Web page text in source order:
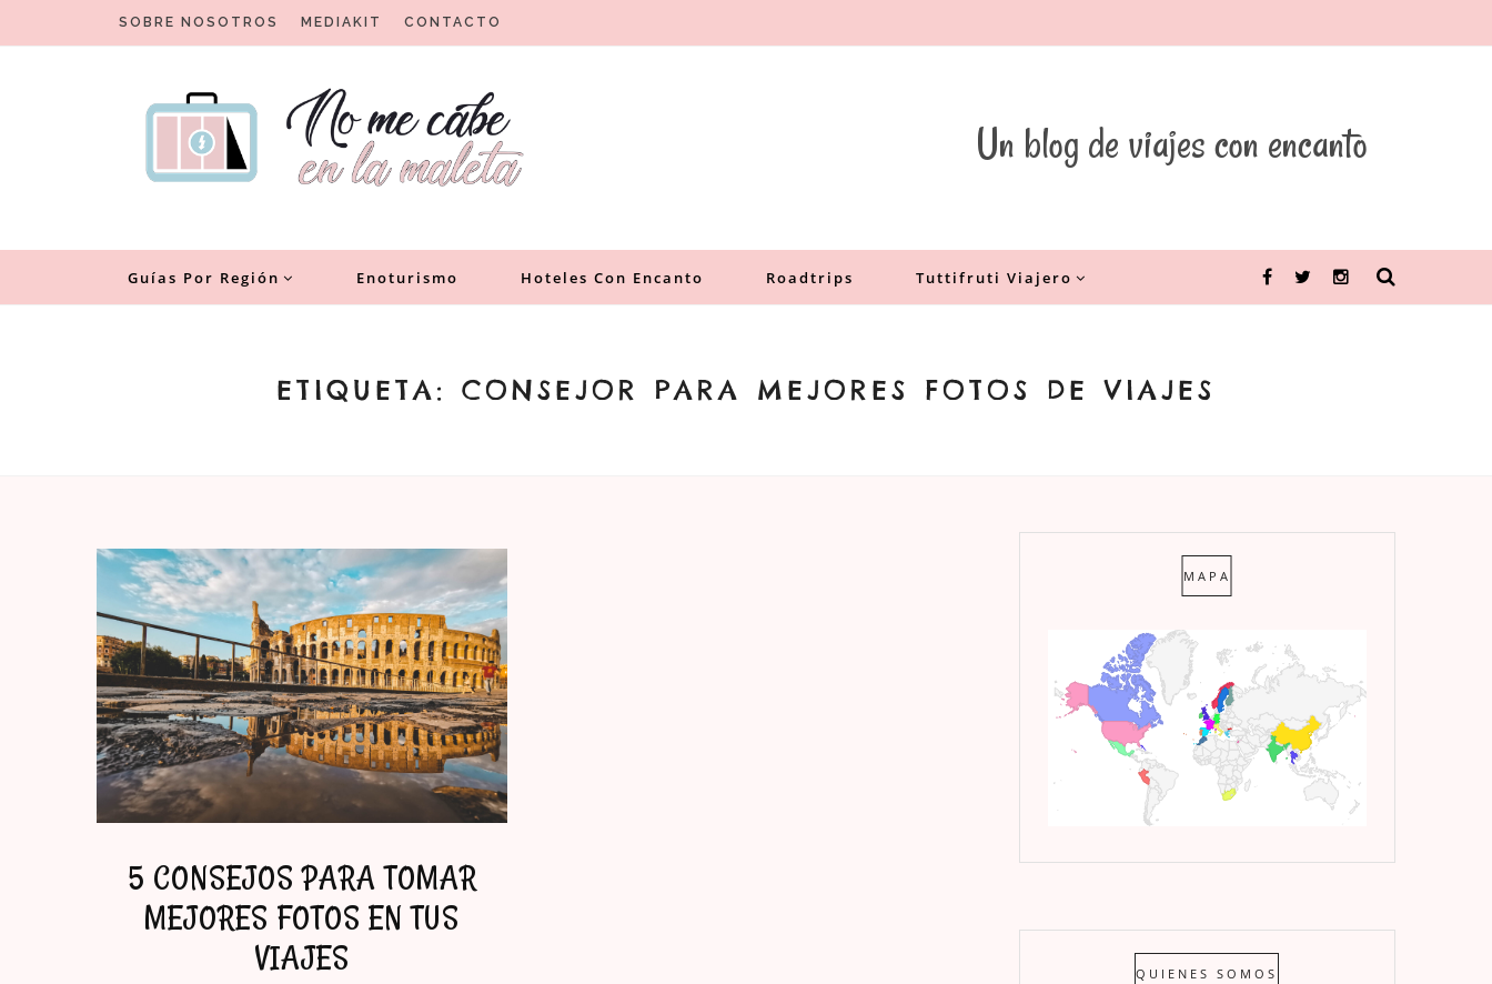
SOBRE NOSOTROS MEDIAKIT CONTACTO
Un blog de viajes con encanto
No me cabe en la maleta
Un blog para viajeros con encanto
Guías Por Región Enoturismo Hoteles Con Encanto Roadtrips Tuttifruti Viajero FacebookTwitter Instagram
ETIQUETA: CONSEJOR PARA MEJORES FOTOS DE VIAJES
5 CONSEJOS PARA TOMAR
MEJORES FOTOS EN TUS
VIAJES
MAPA
QUIENES SOMOS